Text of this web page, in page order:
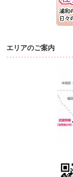
エリアのご案内